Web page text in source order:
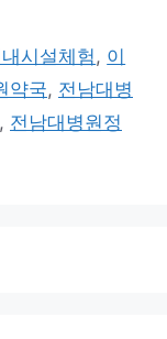
시설체험 , 이
약국, 전남대병
, 전남대병원정